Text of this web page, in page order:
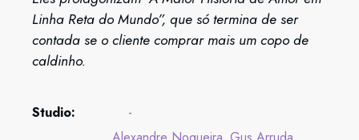
Linha Reta do Mundo”, que só termina de ser
contada se o cliente comprar mais um copo de
caldinho.
Studio:
-